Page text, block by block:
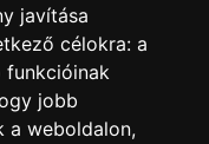
javítása
célokra: a
funkcióinak
jobb
a weboldalon,
szállítás
is lehetséges